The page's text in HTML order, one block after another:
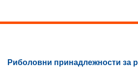
Риболовни принадлежности за